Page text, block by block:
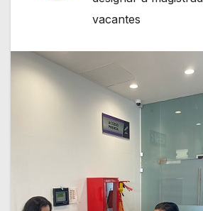
vacantes